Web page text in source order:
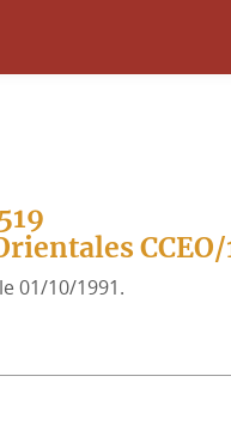
01/10/1991.